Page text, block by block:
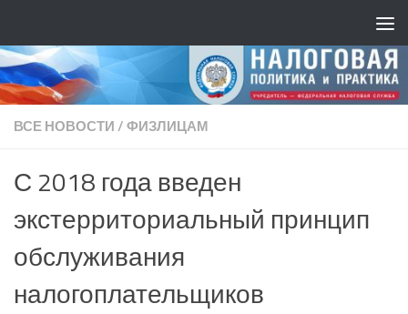
ВСЕ НОВОСТИ/ФИЗЛИЦАМ
С 2018 года введен
экстерриториальный принцип
обслуживания
налогоплательщиков